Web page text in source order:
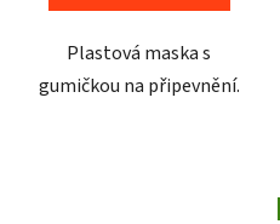
Plastová maska s
gumičkou na připevnění.